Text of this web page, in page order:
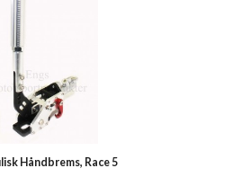
Håndbrems, Race 5